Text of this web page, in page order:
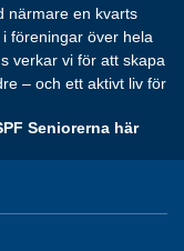
närmare en kvarts
föreningar över hela
verkar vi för att skapa
– och ett aktivt liv för
Seniorerna här